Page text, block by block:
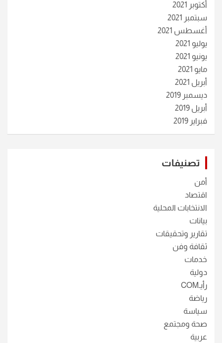
أكتوبر 2021
سبتمبر 2021
أغسطس 2021
يوليو 2021
يونيو 2021
مايو 2021
أبريل 2021
ديسمبر 2019
أبريل 2019
فبراير 2019
تصنيفات
أمن
اقتصاد
الانتخابات المحلية
بيانات
تقارير وتحقيقات
ثقافة وفن
خدمات
دولية
رأيـCOM
رياضة
سياسة
صحة ومجتمع
عربية